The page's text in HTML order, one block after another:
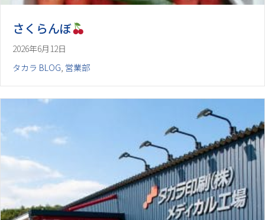
さくらんぼ
2026年6月12日
タカラ BLOG, 営業部